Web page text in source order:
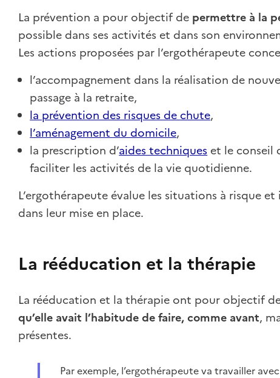
La prévention a pour objectif de permettre à la
possible dans ses activités et dans son
Les actions proposées par l’ergothérapeute
l’accompagnement dans la réalisation de
passage à la retraite,
la prévention des risques de chute,
l’aménagement du domicile,
la prescription d’aides techniques et le conseil
faciliter les activités de la vie quotidienne.
L’ergothérapeute évalue les situations à risque
dans leur mise en place.
La rééducation et la thérapie
La rééducation et la thérapie ont pour objectif
qu’elle avait l’habitude de faire, comme avant,
présentes.
Par exemple, l’ergothérapeute va travailler